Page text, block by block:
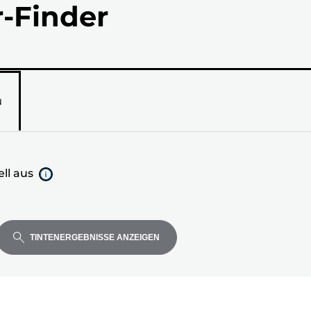
Finder
aus
TINTENERGEBNISSE ANZEIGEN